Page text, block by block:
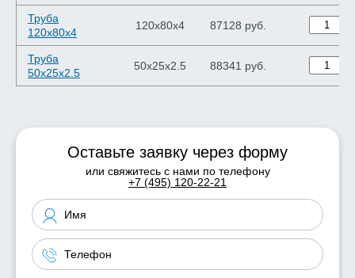
Труба
120х80х4
120х80х4 87128 руб.
Труба
50х25х2.5
50х25х2.5 88341 руб.
Оставьте заявку через форму
или свяжитесь с нами по телефону
+7 (495) 120-22-21